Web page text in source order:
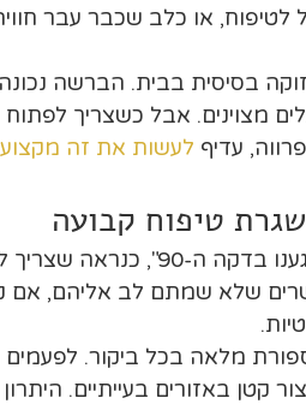
או כלב שכבר עבר
בסיסית בבית. הברשה נכונה,
מצוינים. אבל כשצריך
עדיף לעשות את זה
טיפוח קבועה
אם כל ביקור בטיפוח מרגיש כמו
שלא שמתם לב אליהם,
מלאה בכל ביקור. לפעמים
קטן באזורים בעייתיים.